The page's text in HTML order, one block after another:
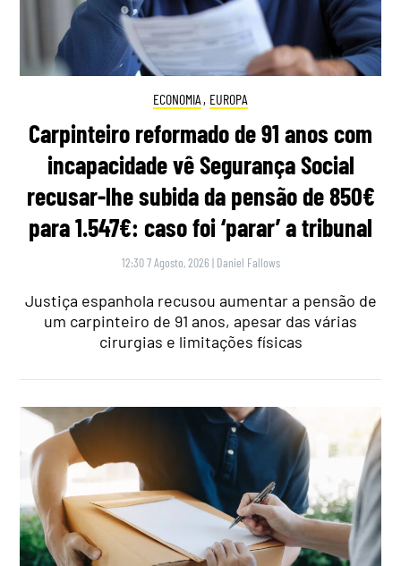
ECONOMIA , EUROPA
Carpinteiro reformado de 91 anos com
incapacidade vê Segurança Social
recusar-lhe subida da pensão de 850€
para 1.547€: caso foi ‘parar’ a tribunal
12:30 7 Agosto, 2026 | Daniel Fallows
Justiça espanhola recusou aumentar a pensão de
um carpinteiro de 91 anos, apesar das várias
cirurgias e limitações físicas